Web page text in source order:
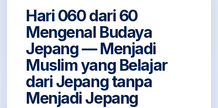
Hari 060 dari 60
Mengenal Budaya
Jepang — Menjadi
Muslim yang Belajar
dari Jepang tanpa
Menjadi Jepang